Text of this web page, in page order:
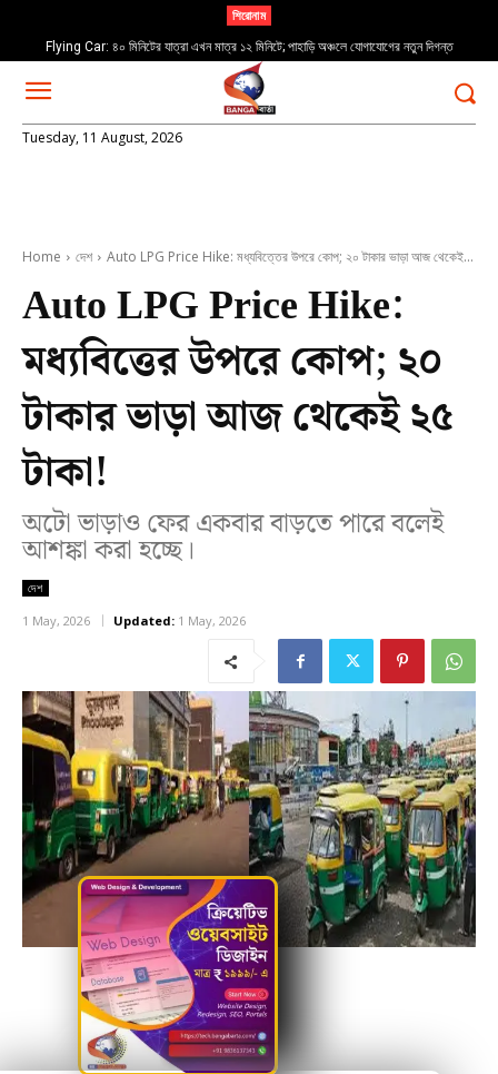
শিরোনাম
Flying Car: ৪০ মিনিটের যাত্রা এখন মাত্র ১২ মিনিটে; পাহাড়ি অঞ্চলে যোগাযোগের নতুন দিগন্ত
Tuesday, 11 August, 2026
Home দেশ Auto LPG Price Hike: মধ্যবিত্তের উপরে কোপ; ২০ টাকার ভাড়া আজ থেকেই...
Auto LPG Price Hike:
মধ্যবিত্তের উপরে কোপ; ২০
টাকার ভাড়া আজ থেকেই ২৫
টাকা!
অটো ভাড়াও ফের একবার বাড়তে পারে বলেই
আশঙ্কা করা হচ্ছে।
দেশ
1 May, 2026 Updated: 1 May, 2026